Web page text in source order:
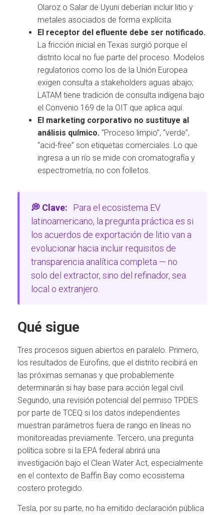
Olaroz o Salar de Uyuni deberían incluir litio y
metales asociados de forma explícita.
El receptor del efluente debe ser notificado.
La fricción inicial en Texas surgió porque el
distrito local no fue parte del proceso. Modelos
regulatorios como los de la Unión Europea
exigen consulta a stakeholders aguas abajo;
LATAM tiene tradición de consulta indígena bajo
el Convenio 169 de la OIT que aplica aquí.
El marketing corporativo no sustituye al
análisis químico. “Proceso limpio”, “verde”,
“acid-free” son etiquetas comerciales. Lo que
ingresa a un río se mide con cromatografía y
espectrometría, no con folletos.
💭 Clave:
Para el ecosistema EV
latinoamericano, la pregunta práctica es si
los acuerdos de exportación de litio van a
evolucionar hacia incluir requisitos de
transparencia analítica completa — no
solo del extractor, sino del refinador, sea
local o extranjero.
Qué sigue
Tres procesos siguen abiertos en paralelo. Primero,
los resultados de Eurofins, que el distrito recibirá en
las próximas semanas y que probablemente
determinarán si hay base para acción legal civil.
Segundo, una revisión potencial del permiso TPDES
por parte de TCEQ si los datos independientes
muestran parámetros fuera de rango en líneas no
monitoreadas previamente. Tercero, una pregunta
política sobre si la EPA federal abrirá una
investigación bajo el Clean Water Act, especialmente
en el contexto de Baffin Bay como ecosistema
costero protegido.
Tesla, por su parte, no ha emitido declaración pública